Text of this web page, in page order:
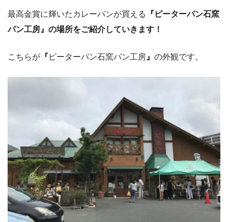
最高金賞に輝いたカレーパンが買える
『ピーターパン石窯
パン工房』の場所をご紹介していきます！
こちらが 『 ピーターパン石窯パン工房 』 の外観です。